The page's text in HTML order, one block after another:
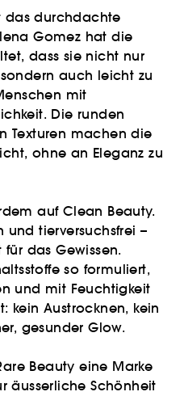
das durchdachte
Gomez hat die
dass sie nicht nur
auch leicht zu
mit
Die runden
Texturen machen die
ohne an Eleganz zu
auf Clean Beauty.
und tierversuchsfrei –
das Gewissen.
so formuliert,
und mit Feuchtigkeit
kein Austrocknen, kein
gesunder Glow.
Beauty eine Marke
äusserliche Schönheit